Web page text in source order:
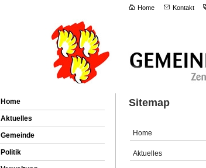
Home Kontakt
Home
Aktuelles
Gemeinde
Politik
Sitemap
Home
Aktuelles